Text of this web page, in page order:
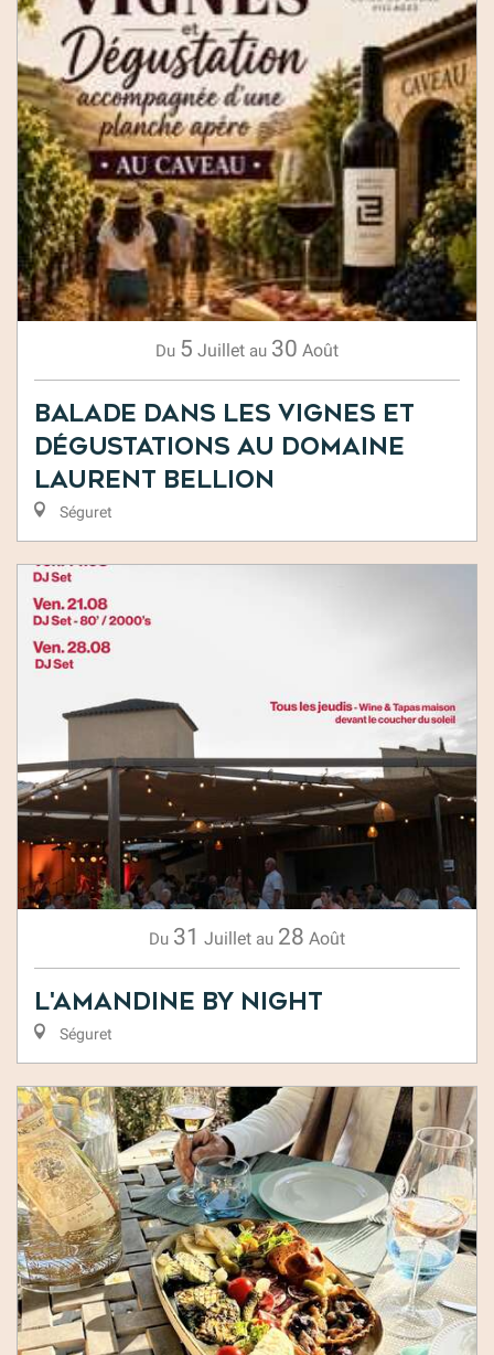
Du 5 Juillet au 30 Août
Balade dans les vignes et
dégustations au Domaine
Laurent Bellion
Séguret
Du 31 Juillet au 28 Août
L'Amandine By Night
Séguret